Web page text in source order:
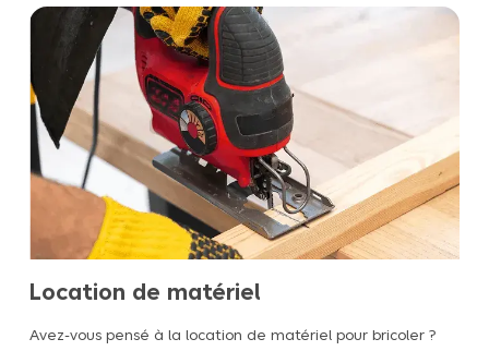
Location de matériel
Avez-vous pensé à la location de matériel pour bricoler ?